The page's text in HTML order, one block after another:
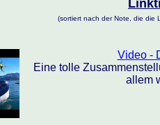
(sortiert nach der Note, die die
Video -
Eine tolle
allem